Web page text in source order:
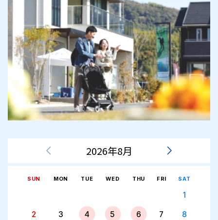
2026年8月
SUN MON TUE WED THU FRI SAT
1
2 3 4 5 6 7 8